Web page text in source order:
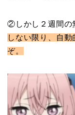
②しかし２週間の
しない限り、自
ぞ。